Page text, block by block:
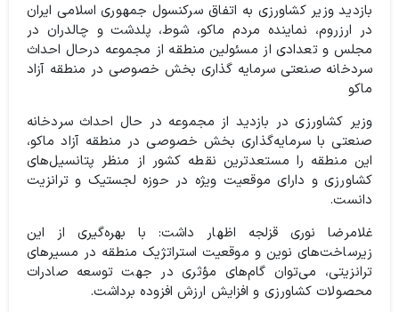
بازدید وزیر کشاورزی به اتفاق سرکنسول جمهوری اسلامی ایران
در ارزروم، نماینده مردم ماکو، شوط، پلدشت و چالدران در
مجلس و تعدادی از مسئولین منطقه از مجموعه درحال احداث
سردخانه صنعتی سرمایه گذاری بخش خصوصی در منطقه آزاد
ماکو
وزیر کشاورزی در بازدید از مجموعه در حال احداث سردخانه
صنعتی با سرمایه‌گذاری بخش خصوصی در منطقه آزاد ماکو،
این منطقه را مستعدترین نقطه کشور از منظر پتانسیل‌های
کشاورزی و دارای موقعیت ویژه در حوزه لجستیک و ترانزیت
دانست.
غلامرضا نوری قزلجه اظهار داشت: با بهره‌گیری از این
زیرساخت‌های نوین و موقعیت استراتژیک منطقه در مسیرهای
ترانزیتی، می‌توان گام‌های مؤثری در جهت توسعه صادرات
محصولات کشاورزی و افزایش ارزش افزوده برداشت.